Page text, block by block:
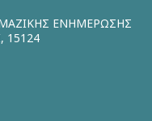
ΕΝΗΜΕΡΩΣΗΣ
15124